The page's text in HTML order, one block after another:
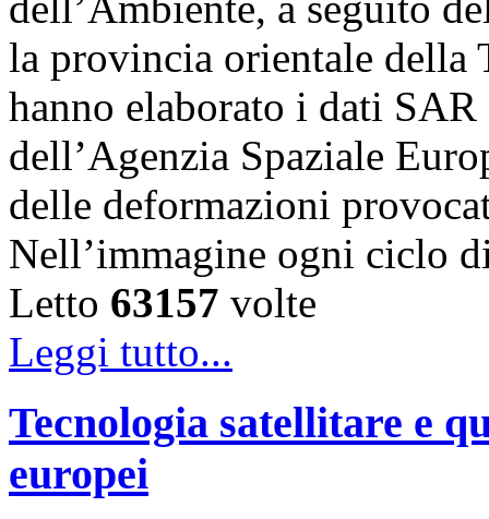
la provincia orientale della
hanno elaborato i dati
dell’Agenzia Spaziale
delle deformazioni
Nell’immagine ogni ciclo
Letto 63157 volte
Leggi tutto...
Tecnologia satellitare e
europei